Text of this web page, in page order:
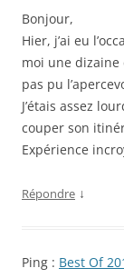
Bonjour,
Hier, j’ai eu
moi une dizaine
pas pu
J’étais assez
couper son
Expérience
Répondre ↓
Ping : Best Of